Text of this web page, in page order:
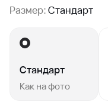
Размер:Стандарт
Стандарт
Как на фото